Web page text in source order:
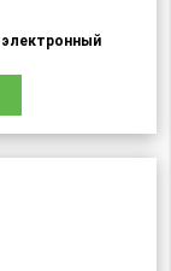
электронный